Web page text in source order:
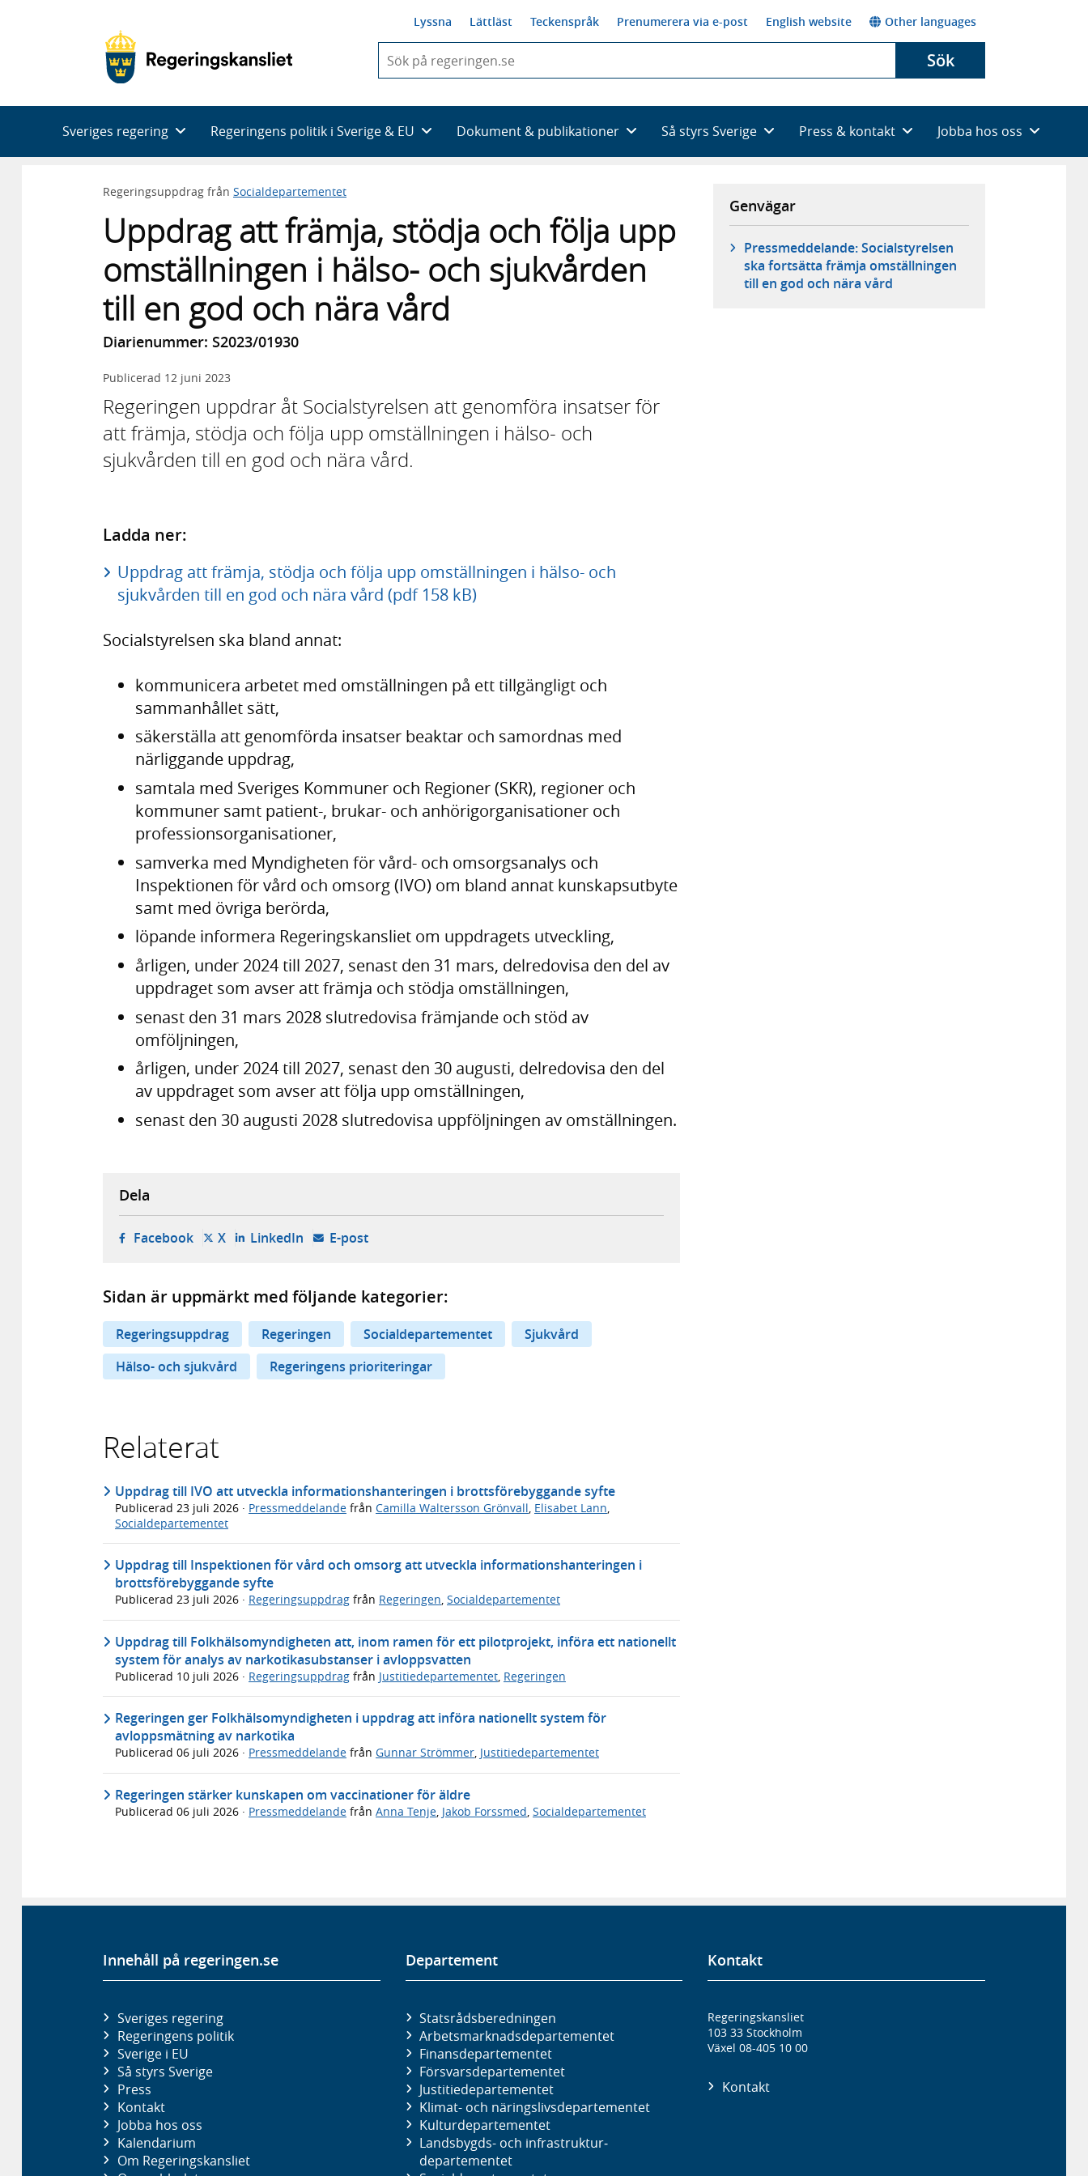
Lyssna Lättläst Teckenspråk Prenumerera via e-post English website Other languages
du
skriva
framträder
en
Sök
Sveriges regering Regeringens politik i Sverige & EU Dokument & publikationer Så styrs Sverige Press & kontakt Jobba hos oss
Regeringsuppdrag från Socialdepartementet
Uppdrag att främja, stödja och följa upp
omställningen i hälso- och sjukvården
till en god och nära vård
Diarienummer: S2023/01930
Publicerad 12 juni 2023
Regeringen uppdrar åt Socialstyrelsen att genomföra insatser för
att främja, stödja och följa upp omställningen i hälso- och
sjukvården till en god och nära vård.
Ladda ner:
Uppdrag att främja, stödja och följa upp omställningen i hälso- och
sjukvården till en god och nära vård (pdf 158 kB)
Socialstyrelsen ska bland annat:
kommunicera arbetet med omställningen på ett tillgängligt och
sammanhållet sätt,
säkerställa att genomförda insatser beaktar och samordnas med
närliggande uppdrag,
samtala med Sveriges Kommuner och Regioner (SKR), regioner och
kommuner samt patient-, brukar- och anhörigorganisationer och
professionsorganisationer,
samverka med Myndigheten för vård- och omsorgsanalys och
Inspektionen för vård och omsorg (IVO) om bland annat kunskapsutbyte
samt med övriga berörda,
löpande informera Regeringskansliet om uppdragets utveckling,
årligen, under 2024 till 2027, senast den 31 mars, delredovisa den del av
uppdraget som avser att främja och stödja omställningen,
senast den 31 mars 2028 slutredovisa främjande och stöd av
omföljningen,
årligen, under 2024 till 2027, senast den 30 augusti, delredovisa den del
av uppdraget som avser att följa upp omställningen,
senast den 30 augusti 2028 slutredovisa uppföljningen av omställningen.
Genvägar
Pressmeddelande: Socialstyrelsen
ska fortsätta främja omställningen
till en god och nära vård
Dela
Facebook- öppnas i ny flik, extern webbplats,
X- öppnas i ny flik, extern webbplats,
LinkedIn- öppnas i ny flik, extern webbplats,
E-post- öppnar din e-postklient,
Sidan är uppmärkt med följande kategorier:
Regeringsuppdrag Regeringen Socialdepartementet
Sjukvård
Hälso- och sjukvård
Regeringens prioriteringar
Relaterat
Uppdrag till IVO att utveckla informationshanteringen i brottsförebyggande syfte
Publicerad 23 juli 2026 · Pressmeddelande från Camilla Waltersson Grönvall Elisabet Lann
Socialdepartementet
Uppdrag till Inspektionen för vård och omsorg att utveckla informationshanteringen i
brottsförebyggande syfte
Publicerad 23 juli 2026 · Regeringsuppdrag från Regeringen, Socialdepartementet
Uppdrag till Folkhälsomyndigheten att, inom ramen för ett pilotprojekt, införa ett nationellt
system för analys av narkotikasubstanser i avloppsvatten
Publicerad 10 juli 2026 · Regeringsuppdrag från Justitiedepartementet, Regeringen
Regeringen ger Folkhälsomyndigheten i uppdrag att införa nationellt system för
avloppsmätning av narkotika
Publicerad 06 juli 2026 · Pressmeddelande från Gunnar Strömmer, Justitiedepartementet
Regeringen stärker kunskapen om vaccinationer för äldre
Publicerad 06 juli 2026 · Pressmeddelande från Anna Tenje, Jakob Forssmed, Socialdepartementet
Innehåll på regeringen.se
Sveriges regering
Regeringens politik
Sverige i EU
Så styrs Sverige
Press
Kontakt
Jobba hos oss
Kalendarium
Om Regeringskansliet
Departement
Statsrådsberedningen
Arbetsmarknads­departementet
Finans­departementet
Försvars­departementet
Justitie­departementet
Klimat- och näringslivs­departementet
Kultur­departementet
Landsbygds- och infrastruktur­
departementet
Kontakt
Regeringskansliet
103 33 Stockholm
Växel 08-405 10 00
Kontakt